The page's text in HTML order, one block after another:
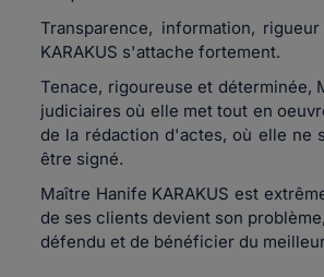
Transparence, information,
KARAKUS s'attache fortement.
Tenace, rigoureuse et déterminée,
judiciaires où elle met tout en
de la rédaction d'actes, où elle ne
être signé.
Maître Hanife KARAKUS est
de ses clients devient son
défendu et de bénéficier du